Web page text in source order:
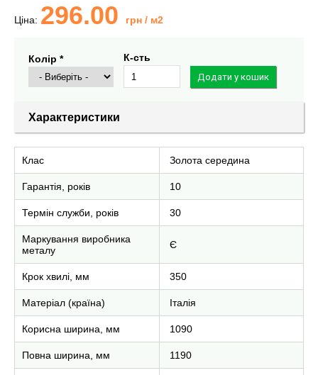
Ціна: 296.00 грн / м2
Колір * К-сть
Характеристики
Клас Золота середина
Гарантія, років 10
Термін служби, років 30
Маркування виробника
металу
Є
Крок хвилі, мм 350
Матеріал (країна) Італія
Корисна ширина, мм 1090
Повна ширина, мм 1190